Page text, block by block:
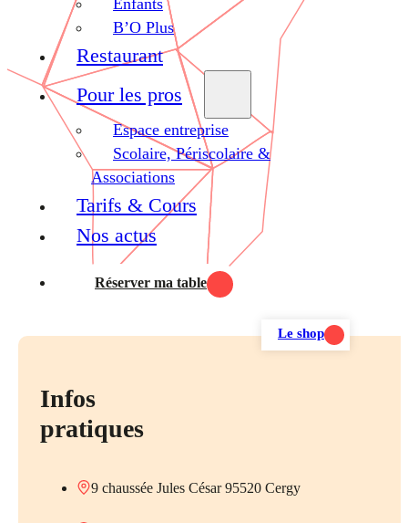
B’O Plus
Restaurant
Pour les pros
Espace entreprise
Scolaire, Périscolaire &
Associations
Tarifs & Cours
Nos actus
Réserver ma table
Le shop
Infos
pratiques
9 chaussée Jules César 95520 Cergy